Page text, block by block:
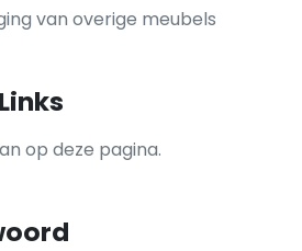
van overige meubels
op deze pagina.